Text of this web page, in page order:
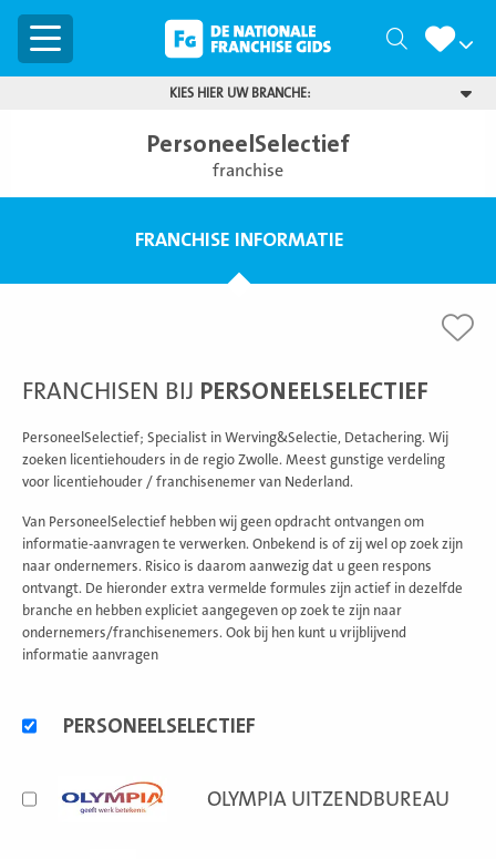
Menu Zoeken
KIES HIER UW BRANCHE:
PersoneelSelectief
franchise
FRANCHISE INFORMATIE
FRANCHISEN BIJ PERSONEELSELECTIEF
PersoneelSelectief; Specialist in Werving&Selectie, Detachering. Wij
zoeken licentiehouders in de regio Zwolle. Meest gunstige verdeling
voor licentiehouder / franchisenemer van Nederland.
Van PersoneelSelectief hebben wij geen opdracht ontvangen om
informatie-aanvragen te verwerken. Onbekend is of zij wel op zoek zijn
naar ondernemers. Risico is daarom aanwezig dat u geen respons
ontvangt. De hieronder extra vermelde formules zijn actief in dezelfde
branche en hebben expliciet aangegeven op zoek te zijn naar
ondernemers/franchisenemers. Ook bij hen kunt u vrijblijvend
informatie aanvragen
formulesPERSONEELSELECTIEF
OLYMPIA UITZENDBUREAU